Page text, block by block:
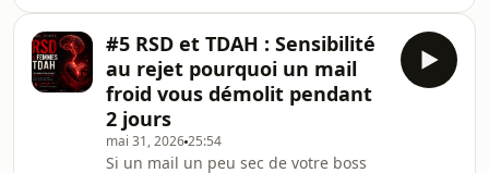
paraître « comme tout le monde » :
sur-organisation, su
dernier épisode de notre série sur la
sensibilité au rejet chez les femmes
TDAH, place à l'action.Au programme :
— Le protocole en 5 étapes pour les
moments où l'alarme hurle (nommer,
pause, identifier, recadrer, choisir)—
#5 RSD et TDAH : Sensibilité
au rejet pourquoi un mail
froid vous démolit pendant
2 jours
mai 31, 202625:54
Si un mail un peu sec de votre boss